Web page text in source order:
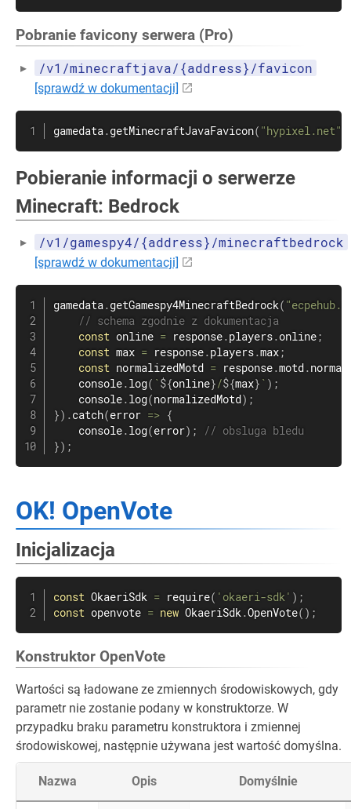
Pobranie favicony serwera (Pro)
/v1/minecraftjava/{address}/favicon
[sprawdź w dokumentacji]
gamedata.getMinecraftJavaFavicon( "hypixel.net"
Pobieranie informacji o serwerze
Minecraft: Bedrock
/v1/gamespy4/{address}/minecraftbedrock
[sprawdź w dokumentacji]
gamedata.getGamespy4MinecraftBedrock(
// schema zgodnie z dokumentacja
const online = response.players.online;
const max = response.players.max;
const normalizedMotd = response.motd.
    console
.log( `${online}/${max} ` ) ;
    console
.log(normalizedMotd) ;
}) .catch(error => {
    console
.log(error) ;
// obsluga bledu
}) ;
OK! OpenVote
Inicjalizacja
const OkaeriSdk = require( 'okaeri-sdk' ) ;
const openvote = new OkaeriSdk.OpenVote( ) ;
Konstruktor OpenVote
Wartości są ładowane ze zmiennych środowiskowych, gdy
parametr nie zostanie podany w konstruktorze. W
przypadku braku parametru konstruktora i zmiennej
środowiskowej, następnie używana jest wartość domyślna.
Nazwa Opis Domyślnie